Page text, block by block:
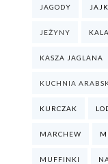
JAGODY
JEŻYNY
KASZA JAGLANA
KUCHNIA
KURCZAK
MARCHEW
MUFFINKI